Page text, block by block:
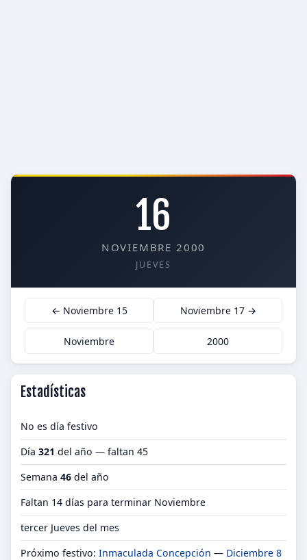
16
NOVIEMBRE 2000
JUEVES
← Noviembre 15 Noviembre 17 →
Noviembre 2000
Estadísticas
No es día festivo
Día 321 del año — faltan 45
Semana 46 del año
Faltan 14 días para terminar Noviembre
tercer Jueves del mes
Próximo festivo: Inmaculada Concepción — Diciembre 8